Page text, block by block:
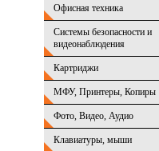
Офисная техника
Системы безопасности и
видеонаблюдения
Картриджи
МФУ, Принтеры, Копиры
Фото, Видео, Аудио
Клавиатуры, мыши